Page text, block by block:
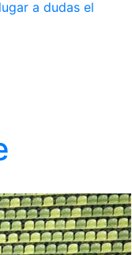
a dudas el